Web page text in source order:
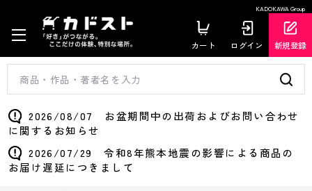
KADOKAWA Group
カート ログイン 新規登録
2026/08/07 お盆期間中の出荷およびお問い合わせ
に関するお知らせ
2026/07/29 令和8年熊本地震の影響による商品の
お届け遅延につきまして